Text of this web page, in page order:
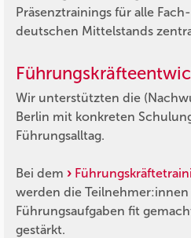
Präsenztrainings für alle
deutschen Mittelstands
Wir unterstützten die
Berlin mit konkreten
Führungsalltag.
Bei dem
werden die
Führungsaufgaben fit
gestärkt.